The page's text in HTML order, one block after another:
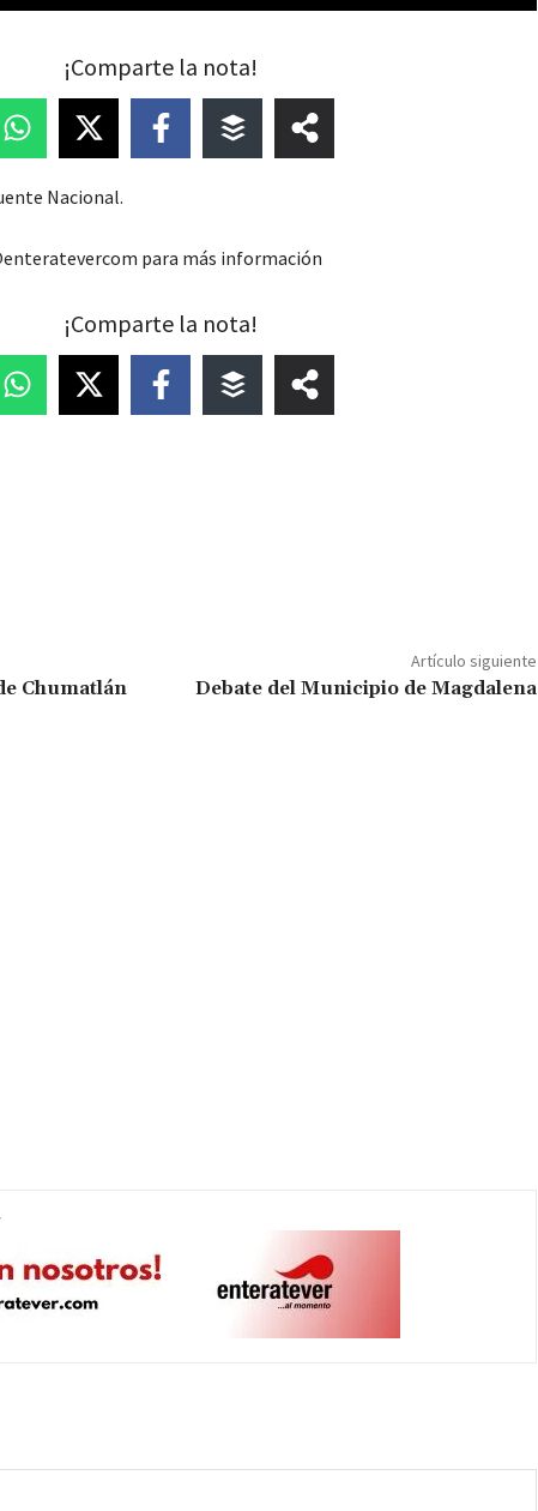
¡Comparte la nota!
Nacional.
para más información
¡Comparte la nota!
Chumatlán
Artículo siguiente
Debate del Municipio de Magdalena